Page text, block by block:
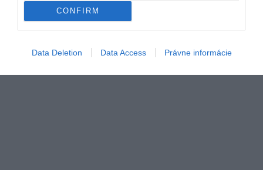
CONFIRM
Data Deletion Data Access Právne informácie
osviežujúci šalát Caprese s paradajkami…
GASTRO